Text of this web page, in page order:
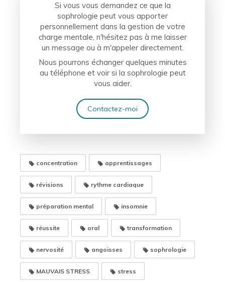
Si vous vous demandez ce que la
sophrologie peut vous apporter
personnellement dans la gestion de votre
charge mentale, n'hésitez pas à me laisser
un message ou à m'appeler directement.
Nous pourrons échanger quelques minutes
au téléphone et voir si la sophrologie peut
vous aider.
Contactez-moi
concentration apprentissages
révisions rythme cardiaque
préparation mental insomnie
réussite oral transformation
nervosité angoisses sophrologie
MAUVAIS STRESS stress